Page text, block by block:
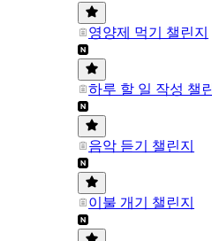
영양제 먹기 챌린지
하루 할 일 작성 챌
음악 듣기 챌린지
이불 개기 챌린지